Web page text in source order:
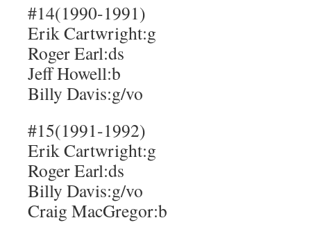
#14(1990-1991)
Erik Cartwright:g
Roger Earl:ds
Jeff Howell:b
Billy Davis:g/vo
#15(1991-1992)
Erik Cartwright:g
Roger Earl:ds
Billy Davis:g/vo
Craig MacGregor:b